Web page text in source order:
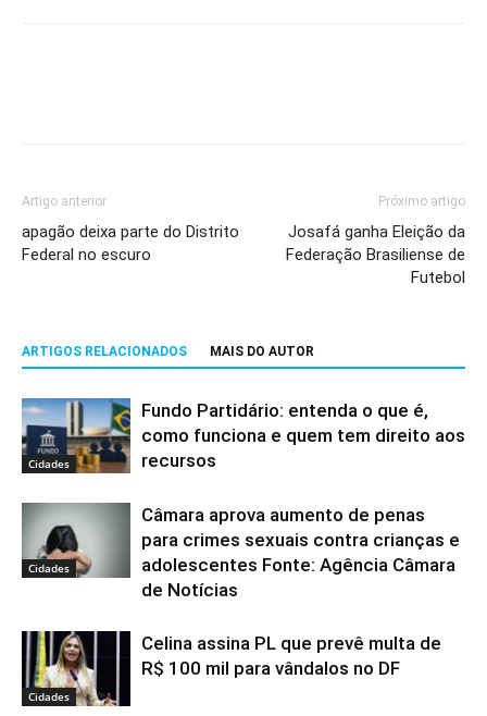
Artigo anterior
apagão deixa parte do Distrito
Federal no escuro
Próximo artigo
Josafá ganha Eleição da
Federação Brasiliense de
Futebol
ARTIGOS RELACIONADOS MAIS DO AUTOR
Cidades
Fundo Partidário: entenda o que é,
como funciona e quem tem direito aos
recursos
Cidades
Câmara aprova aumento de penas
para crimes sexuais contra crianças e
adolescentes Fonte: Agência Câmara
de Notícias
Cidades
Celina assina PL que prevê multa de
R$ 100 mil para vândalos no DF